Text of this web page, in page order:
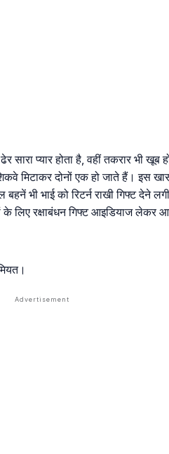
सारा प्यार होता है, वहीं तकरार भी
मिटाकर दोनों एक हो जाते हैं। इस
भी भाई को रिटर्न राखी गिफ्ट देने
के लिए रक्षाबंधन गिफ्ट आइडियाज लेकर